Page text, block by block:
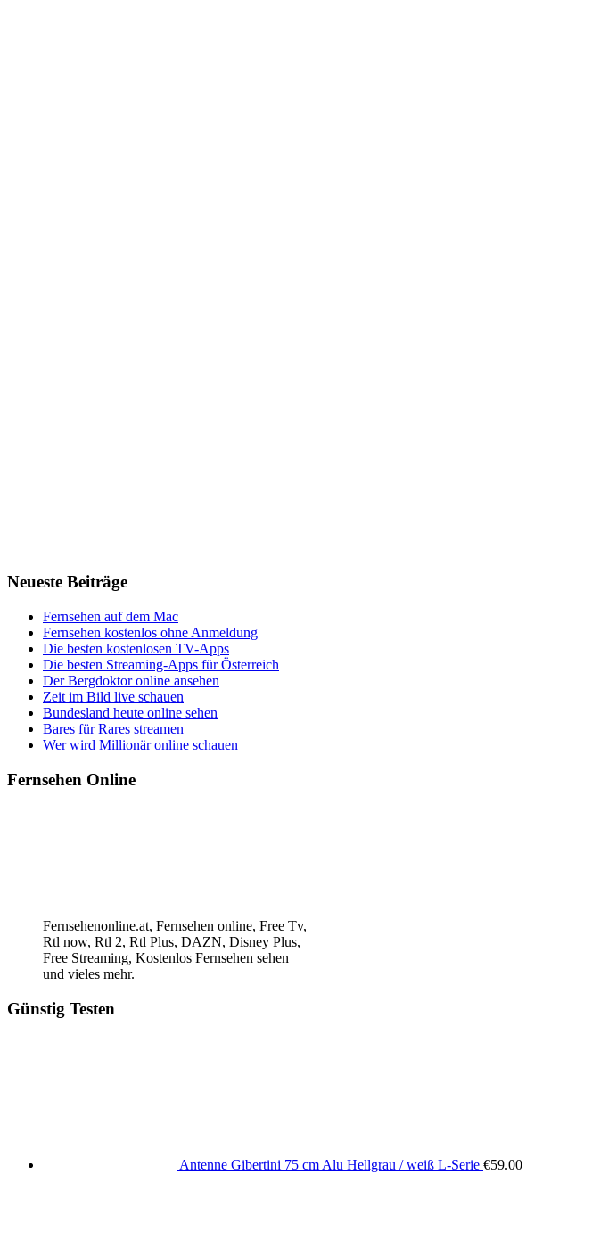
Neueste Beiträge
Fernsehen auf dem Mac
Fernsehen kostenlos ohne Anmeldung
Die besten kostenlosen TV-Apps
Die besten Streaming-Apps für Österreich
Der Bergdoktor online ansehen
Zeit im Bild live schauen
Bundesland heute online sehen
Bares für Rares streamen
Wer wird Millionär online schauen
Fernsehen Online
Fernsehenonline.at, Fernsehen online, Free Tv,
Rtl now, Rtl 2, Rtl Plus, DAZN, Disney Plus,
Free Streaming, Kostenlos Fernsehen sehen
und vieles mehr.
Günstig Testen
Antenne Gibertini 75 cm Alu Hellgrau / weiß L-Serie €59.00